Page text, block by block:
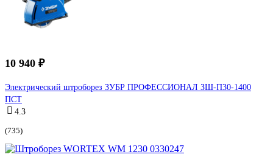
10 940 ₽
Электрический штроборез ЗУБР ПРОФЕССИОНАЛ ЗШ-П30-1400
ПСТ
4.3
(735)